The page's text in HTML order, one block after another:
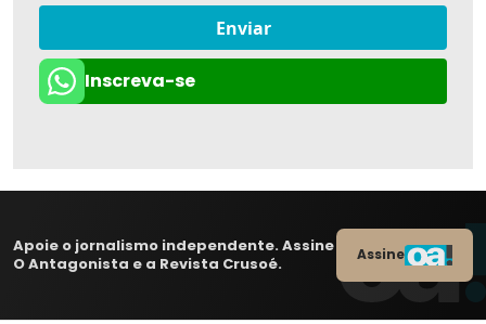
Enviar
Inscreva-se
Apoie o jornalismo independente. Assine
O Antagonista e a Revista Crusoé.
Assine